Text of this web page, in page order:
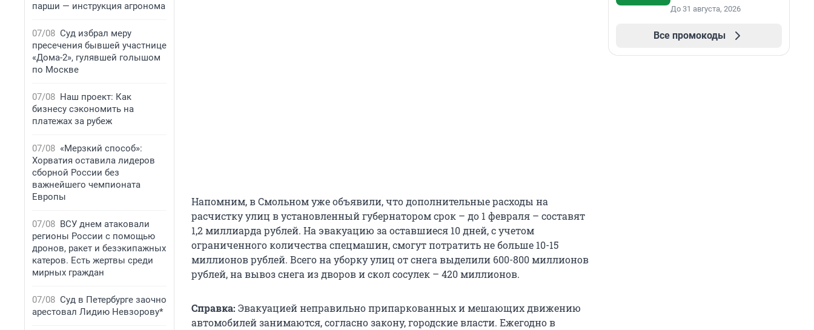
парши — инструкция агронома
07/08 Суд избрал меру
пресечения бывшей участнице
«Дома-2», гулявшей голышом
по Москве
07/08 Наш проект: Как
бизнесу сэкономить на
платежах за рубеж
07/08 «Мерзкий способ»:
Хорватия оставила лидеров
сборной России без
важнейшего чемпионата
Европы
07/08 ВСУ днем атаковали
регионы России с помощью
дронов, ракет и безэкипажных
катеров. Есть жертвы среди
мирных граждан
07/08 Суд в Петербурге заочно
арестовал Лидию Невзорову*
Напомним, в Смольном уже объявили, что дополнительные расходы на
расчистку улиц в установленный губернатором срок – до 1 февраля – составят
1,2 миллиарда рублей. На эвакуацию за оставшиеся 10 дней, с учетом
ограниченного количества спецмашин, смогут потратить не больше 10-15
миллионов рублей. Всего на уборку улиц от снега выделили 600-800 миллионов
рублей, на вывоз снега из дворов и скол сосулек – 420 миллионов.
Справка: Эвакуацией неправильно припаркованных и мешающих движению
автомобилей занимаются, согласно закону, городские власти. Ежегодно в
До 31 августа, 2026
Все промокоды